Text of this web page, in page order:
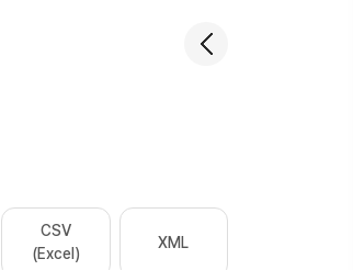
CSV
(Excel)
XML